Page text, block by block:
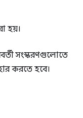
হয়।
সংস্করণগুলোতে
করতে হবে।